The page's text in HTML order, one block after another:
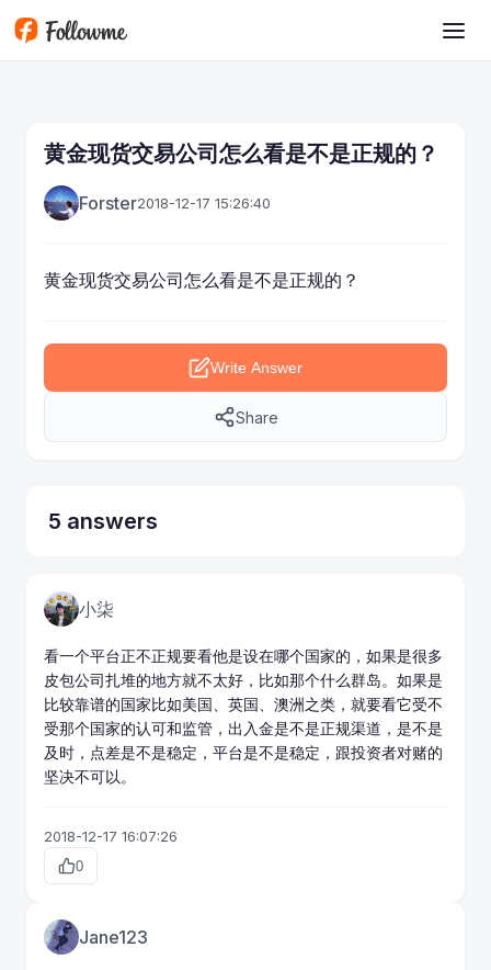
Skip to main content
黄金现货交易公司怎么看是不是正规的？
Forster2018-12-17 15:26:40
黄金现货交易公司怎么看是不是正规的？
Write Answer
Share
5 answers
小柒
看一个平台正不正规要看他是设在哪个国家的，如果是很多
皮包公司扎堆的地方就不太好，比如那个什么群岛。如果是
比较靠谱的国家比如美国、英国、澳洲之类，就要看它受不
受那个国家的认可和监管，出入金是不是正规渠道，是不是
及时， 点差是不是稳定，平台是不是稳定，跟投资者对赌的
坚决不可以。
2018-12-17 16:07:26
0
Jane123